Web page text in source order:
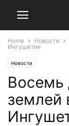
Home Новости
Ингушетии
Новости
Восемь
землей